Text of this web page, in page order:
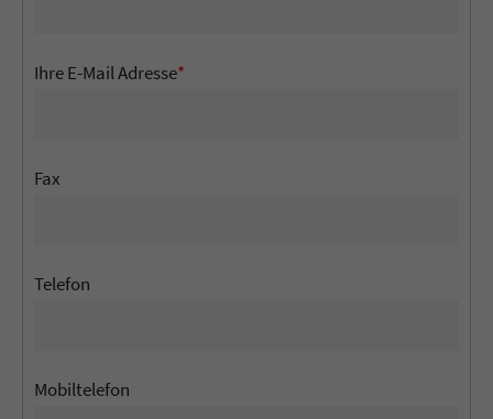
Ihre E-Mail Adresse*
Fax
Telefon
Mobiltelefon